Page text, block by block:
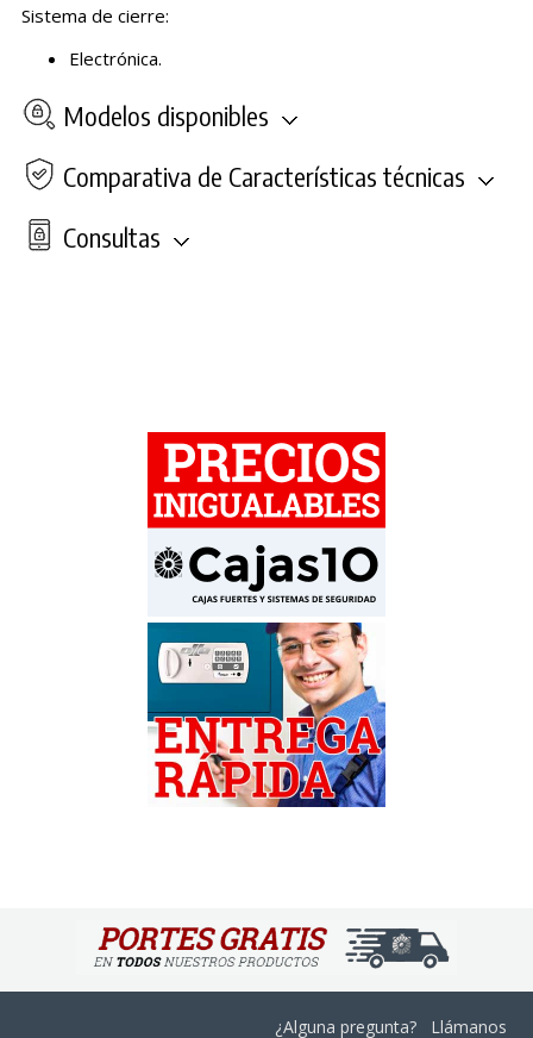
Sistema de cierre:
Electrónica.
Modelos disponibles
Comparativa de Características técnicas
Consultas
¿Alguna pregunta? Llámanos